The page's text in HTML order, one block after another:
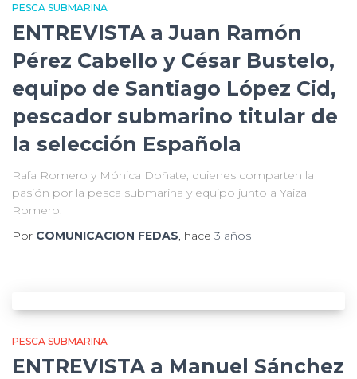
PESCA SUBMARINA
ENTREVISTA a Juan Ramón
Pérez Cabello y César Bustelo,
equipo de Santiago López Cid,
pescador submarino titular de
la selección Española
Rafa Romero y Mónica Doñate, quienes comparten la
pasión por la pesca submarina y equipo junto a Yaiza
Romero.
Por COMUNICACION FEDAS, hace 3 años
PESCA SUBMARINA
ENTREVISTA a Manuel Sánchez